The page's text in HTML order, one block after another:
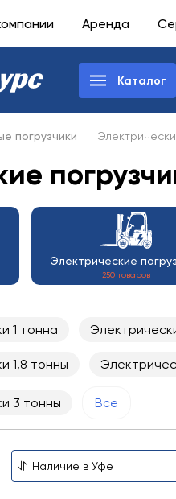
Аренда
Каталог
погрузчики
Электрические
250 товаров
1 тонна
1,8 тонны
3 тонны Все